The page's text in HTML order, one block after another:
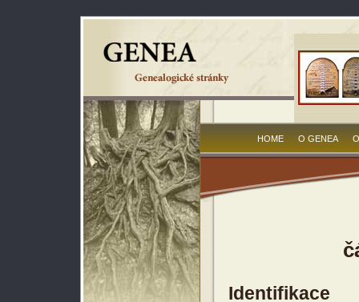
HOME O GENEA
Identifikace